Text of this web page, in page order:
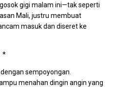
gigi malam ini—tak seperti
Mali, justru membuat
masuk dan diseret ke
*
sempoyongan.
menahan dingin angin yang